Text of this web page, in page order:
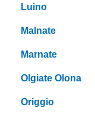
Luino
Malnate
Marnate
Olgiate Olona
Origgio